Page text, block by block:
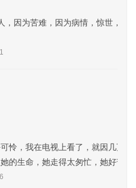
因为苦难，因为病情，惊世，“
怜，我在电视上看了，就因几万
的生命，她走得太匆忙，她好苦